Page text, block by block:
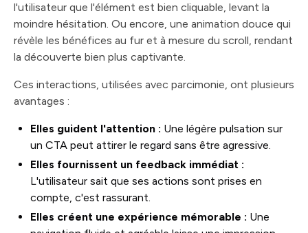
l'utilisateur que l'élément est bien cliquable, levant la
moindre hésitation. Ou encore, une animation douce qui
révèle les bénéfices au fur et à mesure du scroll, rendant
la découverte bien plus captivante.
Ces interactions, utilisées avec parcimonie, ont plusieurs
avantages :
Elles guident l'attention : Une légère pulsation sur
un CTA peut attirer le regard sans être agressive.
Elles fournissent un feedback immédiat :
L'utilisateur sait que ses actions sont prises en
compte, c'est rassurant.
Elles créent une expérience mémorable : Une